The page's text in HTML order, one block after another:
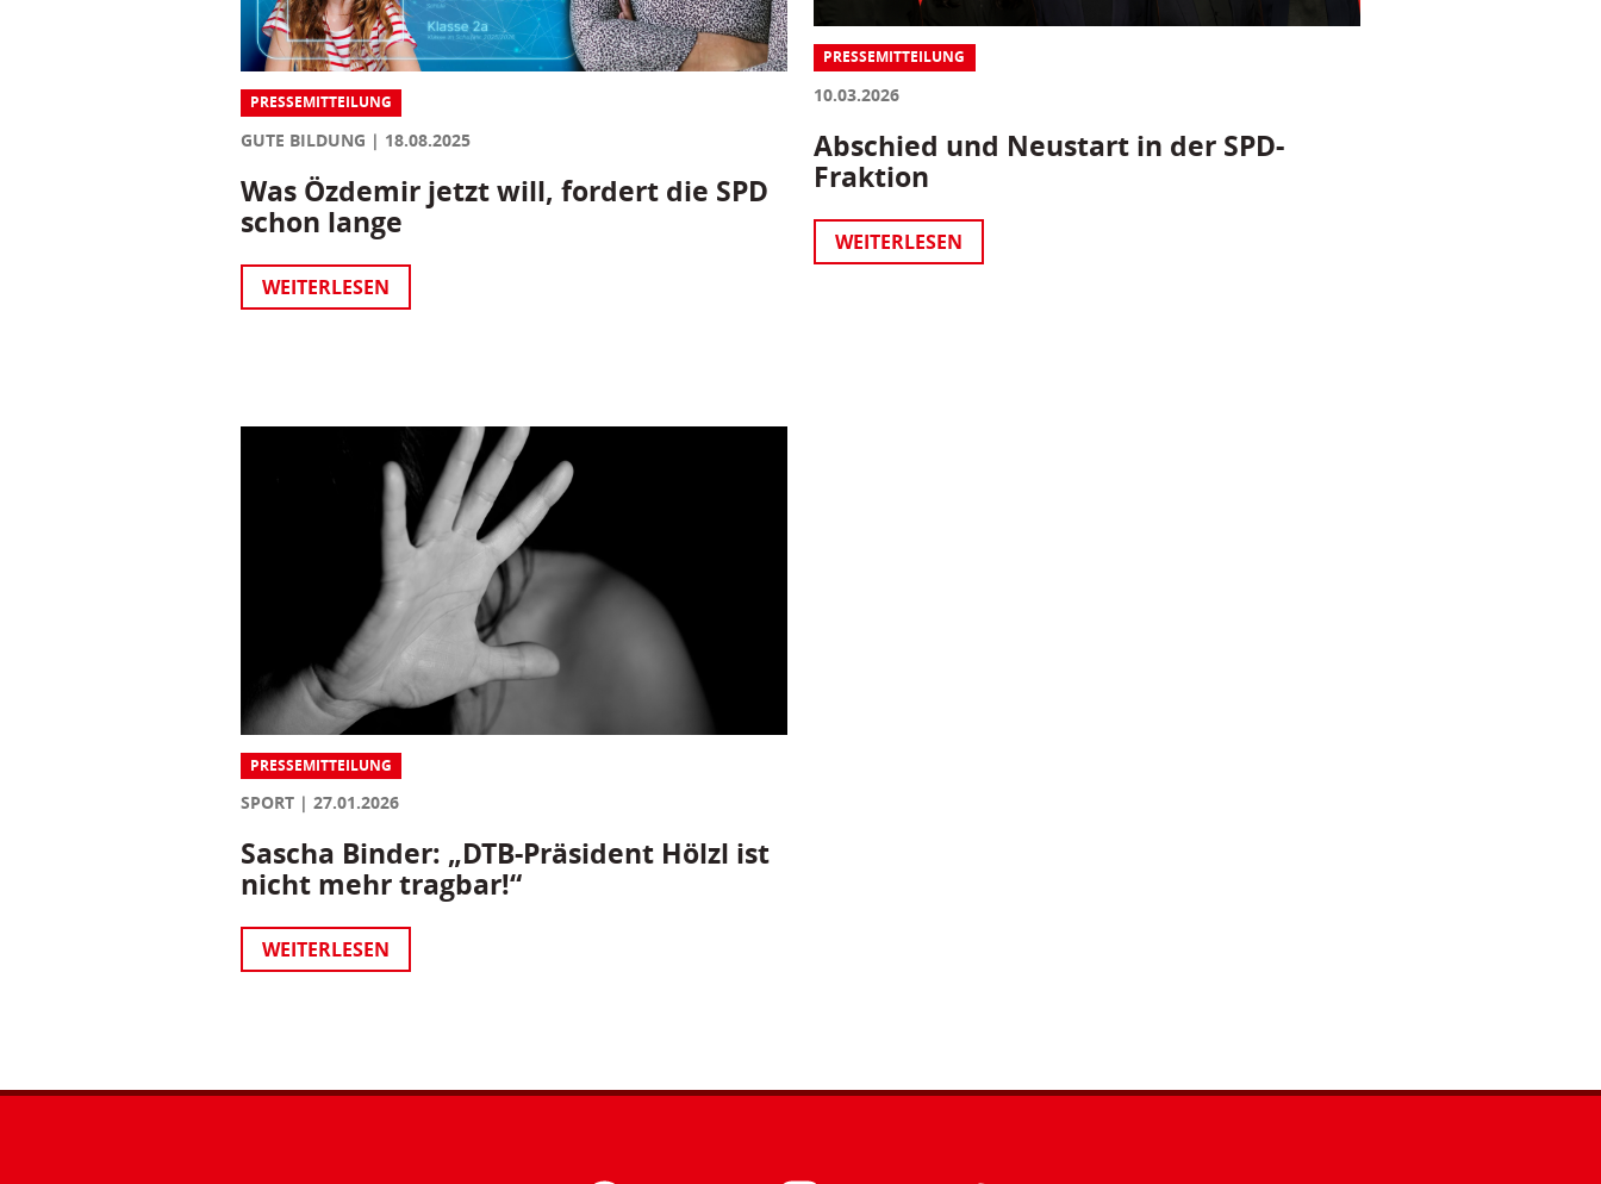
PRESSEMITTEILUNG
GUTE BILDUNG 18.08.2025
Was Özdemir jetzt will, fordert die SPD
schon lange
WEITERLESEN
PRESSEMITTEILUNG
10.03.2026
Abschied und Neustart in der SPD-
Fraktion
WEITERLESEN
PRESSEMITTEILUNG
SPORT 27.01.2026
Sascha Binder: „DTB-Präsident Hölzl ist
nicht mehr tragbar!“
WEITERLESEN